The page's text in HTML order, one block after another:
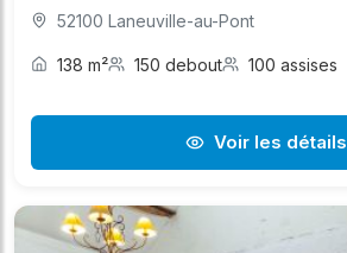
52100 Laneuville-au-Pont
138 m² 150 debout 100 assises
Voir les détails